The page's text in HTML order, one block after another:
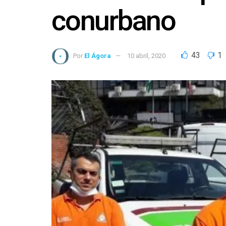
conurbano
Por El Ágora 10 abril, 2020 43 1